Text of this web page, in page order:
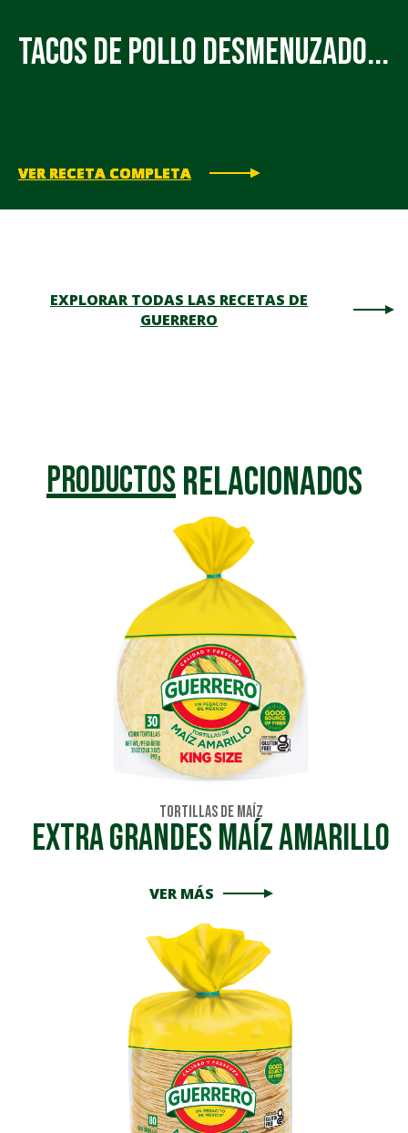
VER RECETA COMPLETA
VER RECETA COMPLETA
VER RECETA COMPLETA
VER RECETA COMPLETA
Tacos de Pollo Desmenuzado...
VER RECETA COMPLETA
EXPLORAR TODAS LAS RECETAS DE
GUERRERO
ProductosRelacionados
Tortillas de Maíz
EXTRA GRANDES MAÍZ AMARILLO
VER MÁS